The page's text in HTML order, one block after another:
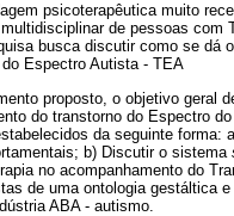
psicoterapêutica muito
de pessoas
busca discutir como se dá
Espectro Autista - TEA
proposto, o objetivo geral
do transtorno do Espectro
da seguinte forma:
b) Discutir o sistema
no acompanhamento do
de uma ontologia gestáltica
ABA - autismo.